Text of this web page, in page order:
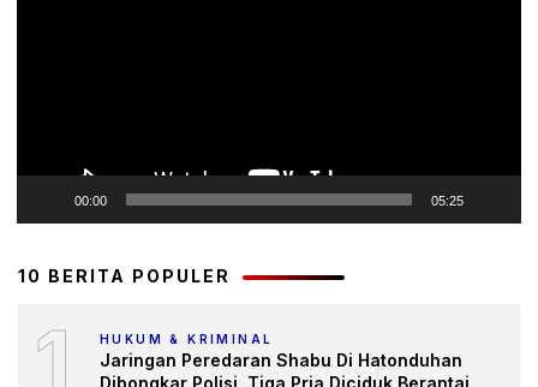
00:00 05:25
10 BERITA POPULER
1 HUKUM & KRIMINAL
Jaringan Peredaran Shabu Di Hatonduhan